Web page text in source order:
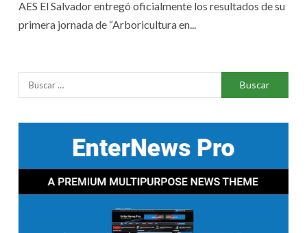
AES El Salvador entregó oficialmente los resultados de su
primera jornada de “Arboricultura en...